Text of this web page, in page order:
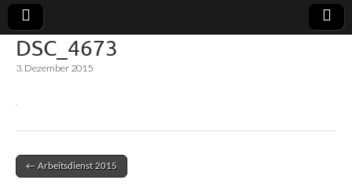
Uerdinger
Ruderclub
e.V.
Rudern in
Krefeld-
DSC_4673
3. Dezember 2015
Post navigation
← Arbeitsdienst 2015